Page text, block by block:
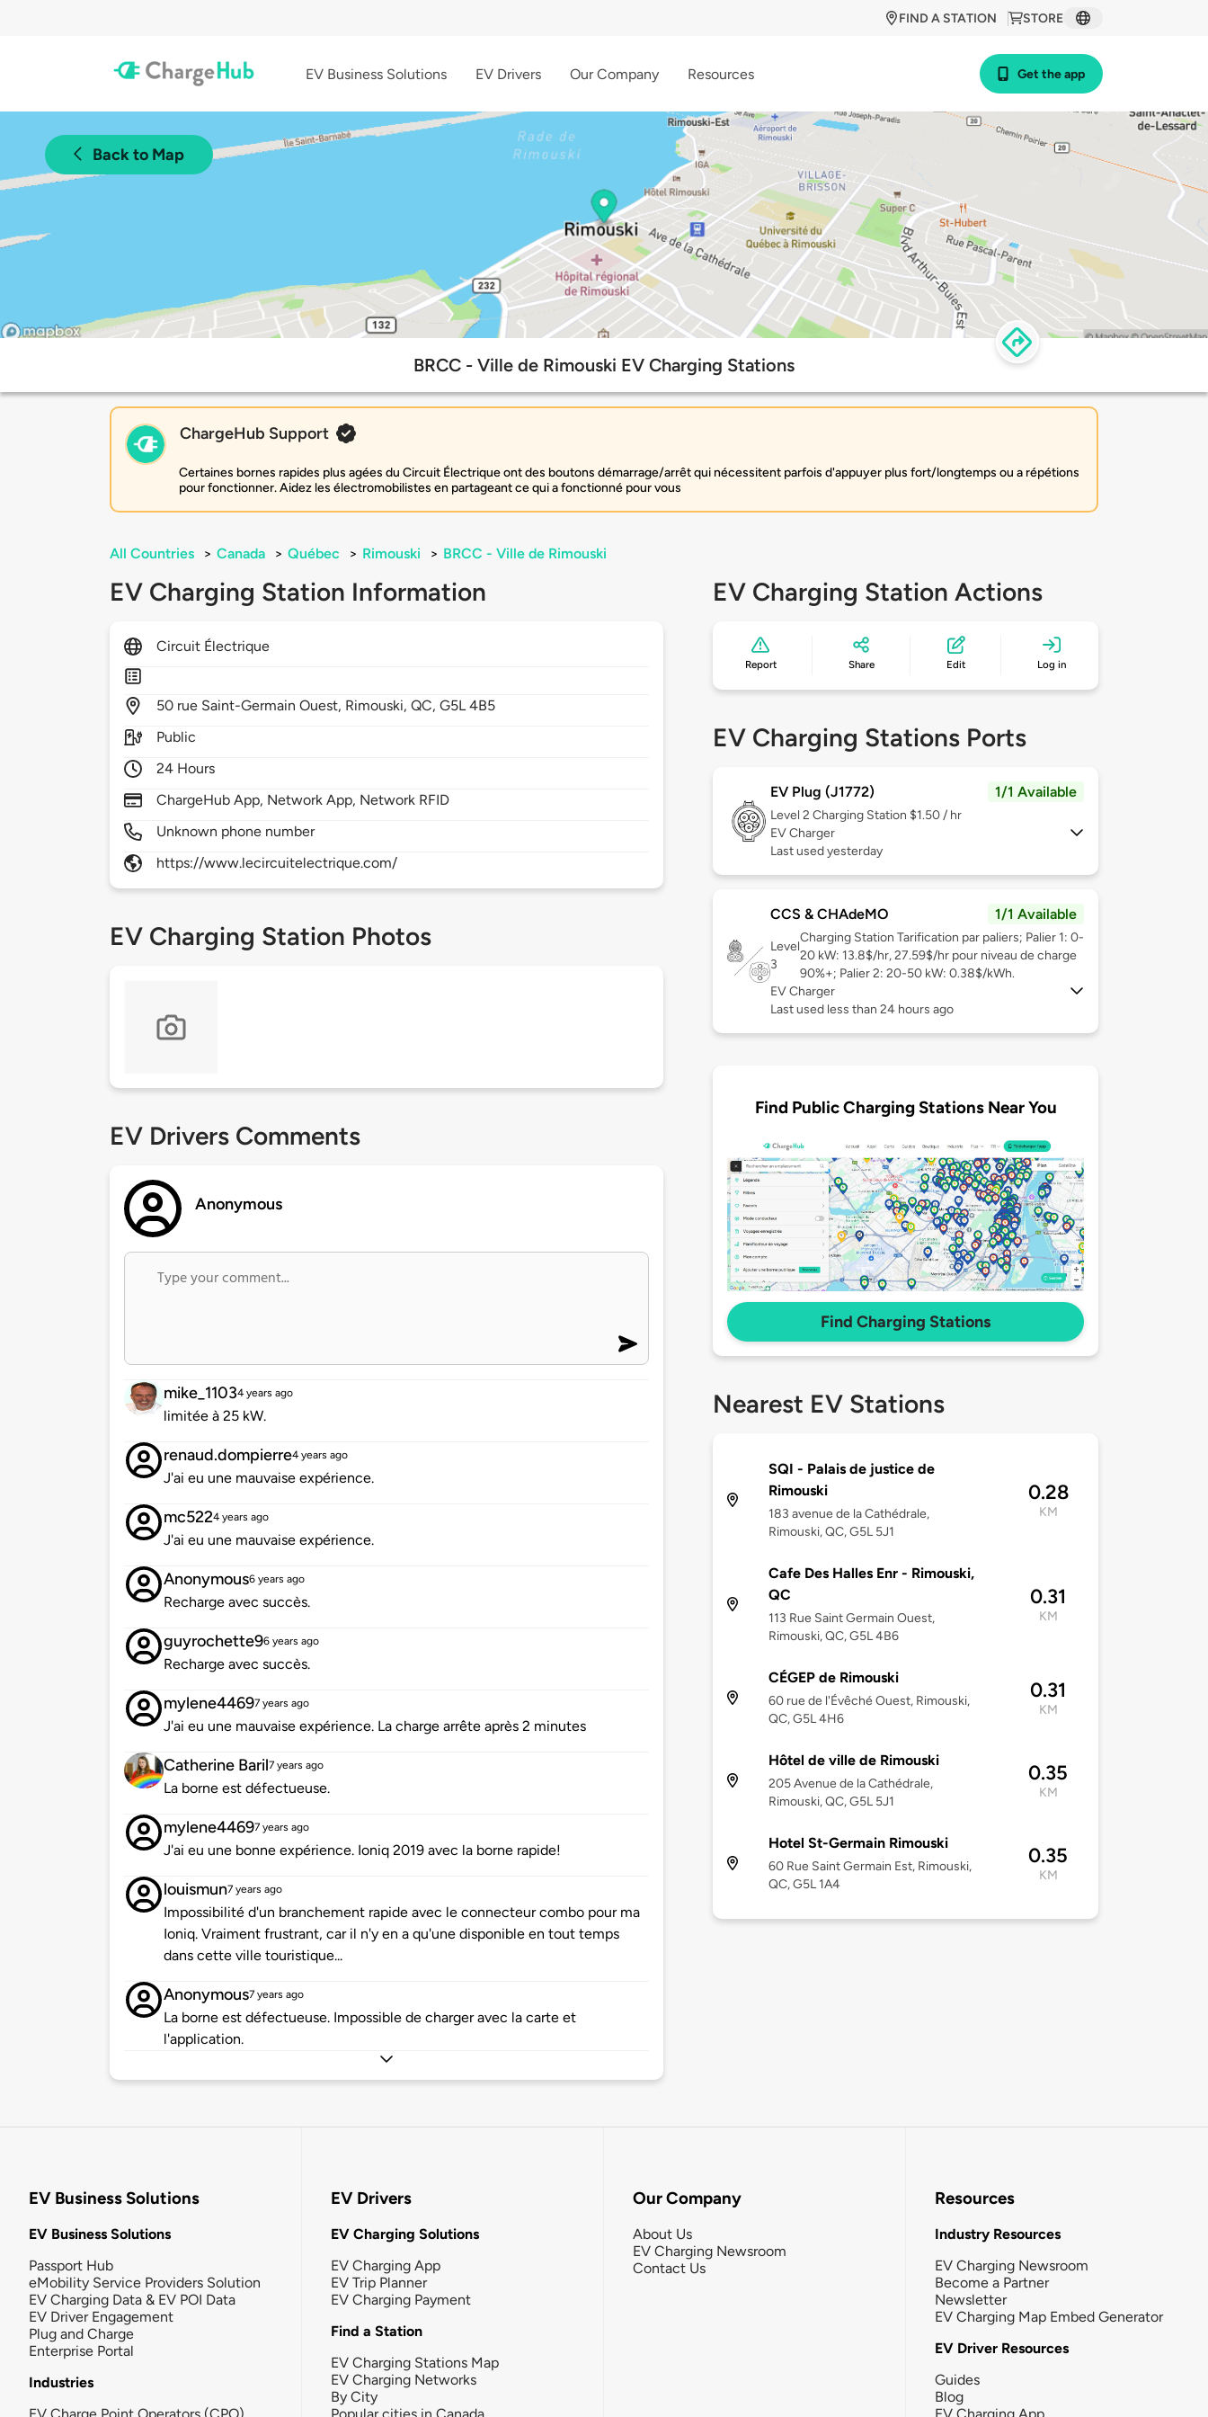
STORE
FIND A STATION
EV Business Solutions EV Drivers Our Company Resources Get the app
Back to Map
BRCC - Ville de Rimouski EV Charging Stations
ChargeHub Support
Certaines bornes rapides plus agées du Circuit Électrique ont des boutons démarrage/arrêt qui nécessitent parfois d'appuyer plus fort/longtemps ou a répétions
pour fonctionner. Aidez les électromobilistes en partageant ce qui a fonctionné pour vous
All Countries > Canada > Québec > Rimouski > BRCC - Ville de Rimouski
EV Charging Station Information
Circuit Électrique
50 rue Saint-Germain Ouest, Rimouski,QC,G5L 4B5
Public
24 Hours
ChargeHub App, Network App, Network RFID
Unknown phone number
https://www.lecircuitelectrique.com/
EV Charging Station Photos
EV Drivers Comments
Anonymous
mike_11034 years ago
limitée à 25 kW.
renaud.dompierre4 years ago
J'ai eu une mauvaise expérience.
mc5224 years ago
J'ai eu une mauvaise expérience.
Anonymous6 years ago
Recharge avec succès.
guyrochette96 years ago
Recharge avec succès.
mylene44697 years ago
J'ai eu une mauvaise expérience. La charge arrête après 2 minutes
Catherine Baril7 years ago
La borne est défectueuse.
mylene44697 years ago
J'ai eu une bonne expérience. Ioniq 2019 avec la borne rapide!
louismun7 years ago
Impossibilité d'un branchement rapide avec le connecteur combo pour ma
Ioniq. Vraiment frustrant, car il n'y en a qu'une disponible en tout temps
dans cette ville touristique...
Anonymous7 years ago
La borne est défectueuse. Impossible de charger avec la carte et
l'application.
EV Charging Station Actions
Report Share Edit Log in
EV Charging Stations Ports
EV Plug (J1772) 1/1 Available
Level 2 Charging Station $1.50 / hr
EV Charger
Last used yesterday
CCS & CHAdeMO 1/1 Available
Level
3
Charging Station Tarification par paliers; Palier 1: 0-
20 kW: 13.8$/hr, 27.59$/hr pour niveau de charge
90%+; Palier 2: 20-50 kW: 0.38$/kWh.
EV Charger
Last used less than 24 hours ago
Find Public Charging Stations Near You
Find Charging Stations
Nearest EV Stations
SQI - Palais de justice de
Rimouski
183 avenue de la Cathédrale,
Rimouski, QC, G5L 5J1
0.28
KM
Cafe Des Halles Enr - Rimouski,
QC
113 Rue Saint Germain Ouest,
Rimouski, QC, G5L 4B6
0.31
KM
CÉGEP de Rimouski
60 rue de l'Évêché Ouest, Rimouski,
QC, G5L 4H6
0.31
KM
Hôtel de ville de Rimouski
205 Avenue de la Cathédrale,
Rimouski, QC, G5L 5J1
0.35
KM
Hotel St-Germain Rimouski
60 Rue Saint Germain Est, Rimouski,
QC, G5L 1A4
0.35
KM
EV Business Solutions
EV Business Solutions
Passport Hub
eMobility Service Providers Solution
EV Charging Data & EV POI Data
EV Driver Engagement
Plug and Charge
Enterprise Portal
Industries
EV Charge Point Operators (CPO)
EV Drivers
EV Charging Solutions
EV Charging App
EV Trip Planner
EV Charging Payment
Find a Station
EV Charging Stations Map
EV Charging Networks
By City
Popular cities in Canada
Our Company
About Us
EV Charging Newsroom
Contact Us
Resources
Industry Resources
EV Charging Newsroom
Become a Partner
Newsletter
EV Charging Map Embed Generator
EV Driver Resources
Guides
Blog
EV Charging App